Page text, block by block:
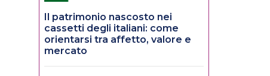
Il patrimonio nascosto nei
cassetti degli italiani: come
orientarsi tra affetto, valore e
mercato